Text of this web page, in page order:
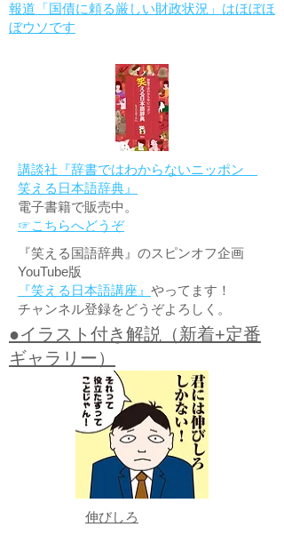
報道「国債に頼る厳しい財政状況」はほぼほ
ぼウソです
講談社『辞書ではわからないニッポン
笑える日本語辞典』
電子書籍で販売中。
☞こちらへどうぞ
『笑える国語辞典』のスピンオフ企画
YouTube版
『笑える日本語講座』 やってます！
チャンネル登録をどうぞよろしく。
●イラスト付き解説（新着+定番
ギャラリー）
伸びしろ